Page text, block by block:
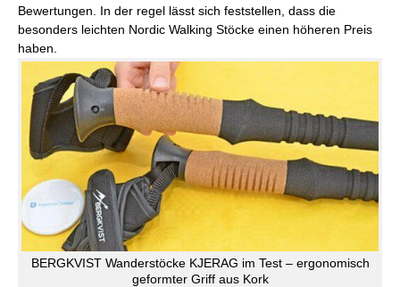
Bewertungen. In der regel lässt sich feststellen, dass die
besonders leichten Nordic Walking Stöcke einen höheren Preis
haben.
BERGKVIST Wanderstöcke KJERAG im Test – ergonomisch
geformter Griff aus Kork